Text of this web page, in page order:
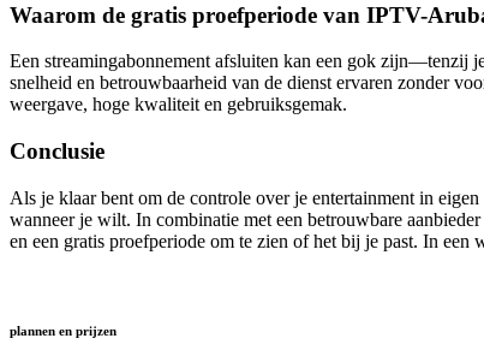
Waarom de gratis proefperiode van IPTV-
Een streamingabonnement afsluiten kan een gok zijn—tenzij
snelheid en betrouwbaarheid van de dienst ervaren zonder
weergave, hoge kwaliteit en gebruiksgemak.
Conclusie
Als je klaar bent om de controle over je entertainment in eigen
wanneer je wilt. In combinatie met een betrouwbare aanbieder
en een gratis proefperiode om te zien of het bij je past. In
plannen en prijzen